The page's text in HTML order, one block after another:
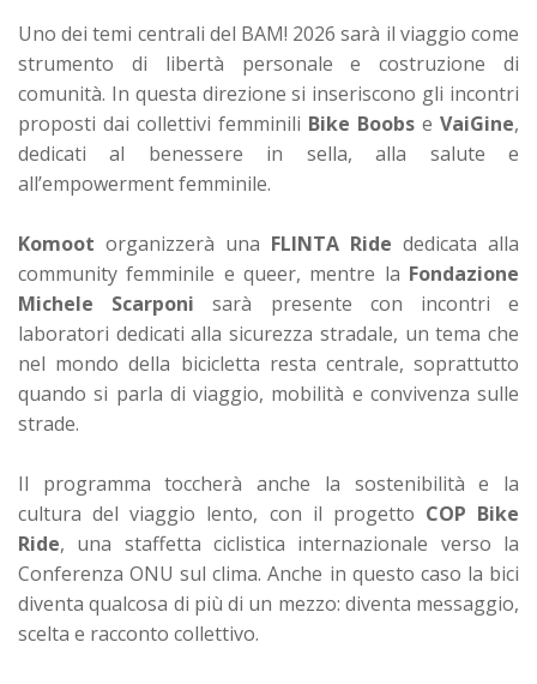
Uno dei temi centrali del BAM! 2026 sarà il viaggio come
strumento di libertà personale e costruzione di
comunità. In questa direzione si inseriscono gli incontri
proposti dai collettivi femminili Bike Boobs e VaiGine,
dedicati al benessere in sella, alla salute e
all’empowerment femminile.
Komoot organizzerà una FLINTA Ride dedicata alla
community femminile e queer, mentre la Fondazione
Michele Scarponi sarà presente con incontri e
laboratori dedicati alla sicurezza stradale, un tema che
nel mondo della bicicletta resta centrale, soprattutto
quando si parla di viaggio, mobilità e convivenza sulle
strade.
Il programma toccherà anche la sostenibilità e la
cultura del viaggio lento, con il progetto COP Bike
Ride, una staffetta ciclistica internazionale verso la
Conferenza ONU sul clima. Anche in questo caso la bici
diventa qualcosa di più di un mezzo: diventa messaggio,
scelta e racconto collettivo.